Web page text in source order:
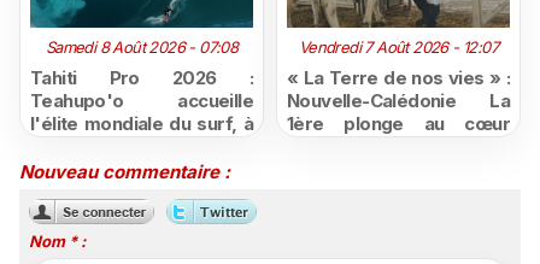
Samedi 8 Août 2026 - 07:08
Tahiti Pro 2026 :
Teahupo'o accueille
l'élite mondiale du surf, à
Polynésie la 1ère
Vendredi 7 Août 2026 - 12:07
« La Terre de nos vies » :
Nouvelle-Calédonie La
1ère plonge au cœur
Nouveau commentaire :
Nom * :